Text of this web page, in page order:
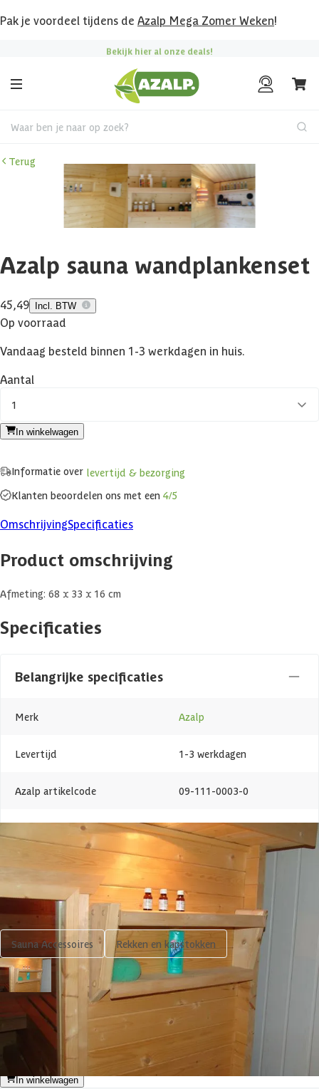
Pak je voordeel tijdens de Azalp Mega Zomer Weken!
Bekijk hier al onze deals!
Waar ben je naar op zoek?
Terug
Azalp sauna wandplankenset
45,49 Incl. BTW
Op voorraad
Vandaag besteld binnen 1-3 werkdagen in huis.
Aantal
1
In winkelwagen
Informatie over levertijd & bezorging
Klanten beoordelen ons met een 4/5
OmschrijvingSpecificaties
Product omschrijving
Afmeting: 68 x 33 x 16 cm
Specificaties
Belangrijke specificaties
Merk Azalp
Levertijd 1-3 werkdagen
Azalp artikelcode 09-111-0003-0
1037642008964
Shop meer
Sauna Accessoires Rekken en kapstokken
Azalp sauna wandplankenset
Vandaag besteld binnen 1-3 werkdagen in huis.
In winkelwagen